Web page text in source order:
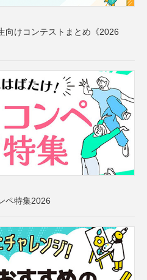
向けコンテストまとめ《2026
ペ特集2026